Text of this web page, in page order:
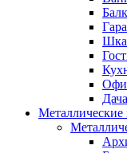
Дача